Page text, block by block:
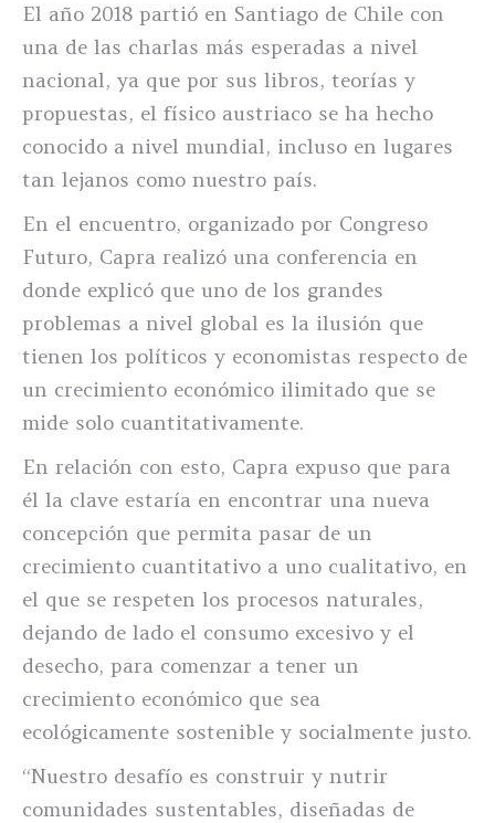
El año 2018 partió en Santiago de Chile con
una de las charlas más esperadas a nivel
nacional, ya que por sus libros, teorías y
propuestas, el físico austriaco se ha hecho
conocido a nivel mundial, incluso en lugares
tan lejanos como nuestro país.
En el encuentro, organizado por Congreso
Futuro, Capra realizó una conferencia en
donde explicó que uno de los grandes
problemas a nivel global es la ilusión que
tienen los políticos y economistas respecto de
un crecimiento económico ilimitado que se
mide solo cuantitativamente.
En relación con esto, Capra expuso que para
él la clave estaría en encontrar una nueva
concepción que permita pasar de un
crecimiento cuantitativo a uno cualitativo, en
el que se respeten los procesos naturales,
dejando de lado el consumo excesivo y el
desecho, para comenzar a tener un
crecimiento económico que sea
ecológicamente sostenible y socialmente justo.
“Nuestro desafío es construir y nutrir
comunidades sustentables, diseñadas de